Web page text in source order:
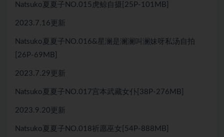
Natsuko夏夏子NO.015虎鲸自摄[25P-101MB]
2023.7.16更新
Natsuko夏夏子NO.016&星澜是澜澜叫澜妹呀私汤自拍
[26P-69MB]
2023.7.29更新
Natsuko夏夏子NO.017宫本武藏女仆[38P-276MB]
2023.9.20更新
Natsuko夏夏子NO.018祈愿巫女[54P-888MB]